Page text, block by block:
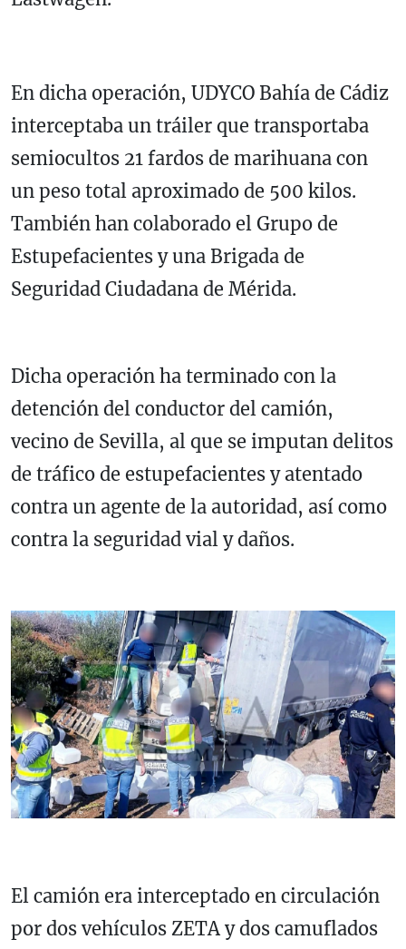
En dicha operación, UDYCO Bahía de Cádiz
interceptaba un tráiler que transportaba
semiocultos 21 fardos de marihuana con
un peso total aproximado de 500 kilos.
También han colaborado el Grupo de
Estupefacientes y una Brigada de
Seguridad Ciudadana de Mérida.
Dicha operación ha terminado con la
detención del conductor del camión,
vecino de Sevilla, al que se imputan delitos
de tráfico de estupefacientes y atentado
contra un agente de la autoridad, así como
contra la seguridad vial y daños.
El camión era interceptado en circulación
por dos vehículos ZETA y dos camuflados